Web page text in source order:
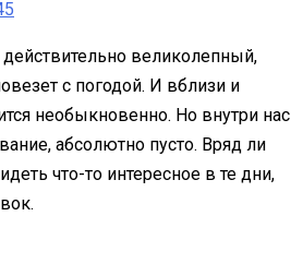
великолепный,
с погодой. И вблизи и
необыкновенно. Но внутри нас
абсолютно пусто. Вряд ли
что-то интересное в те дни,